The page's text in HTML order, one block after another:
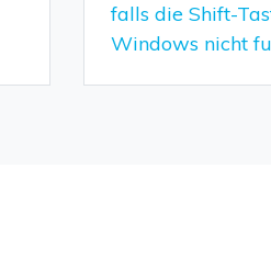
falls die Shift-
Windows nicht